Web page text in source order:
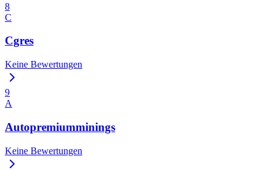
8
C
Cgres
Keine Bewertungen
9
A
Autopremiumminings
Keine Bewertungen